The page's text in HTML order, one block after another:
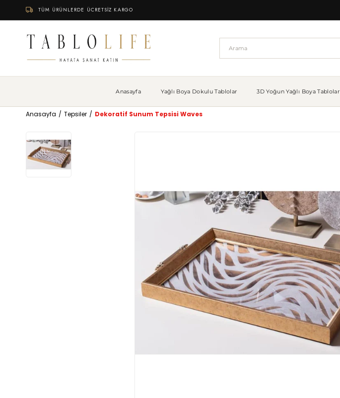
TÜM ÜRÜNLERDE ÜCRETSİZ KARGO
Anasayfa Yağlı Boya Dokulu Tablolar 3D Yoğun Yağlı Boya Tablolar
Anasayfa Tepsiler Dekoratif Sunum Tepsisi Waves